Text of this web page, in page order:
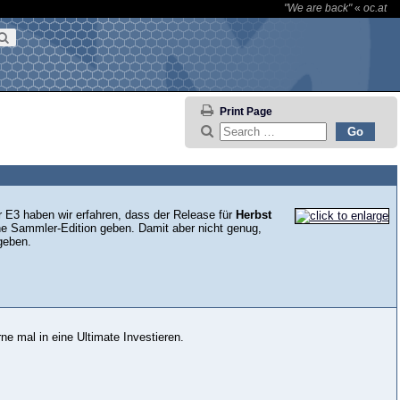
"We are back"« oc.at
Print Page
haben wir erfahren, dass der Release für Herbst
Edition geben. Damit aber nicht genug,
mal in eine Ultimate Investieren.